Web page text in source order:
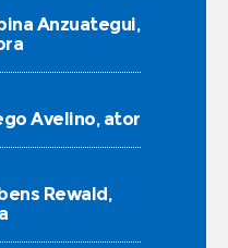
Anzuategui,
Avelino, ator
Rewald,